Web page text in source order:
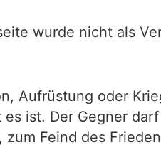
wurde nicht als
Aufrüstung oder
ist. Der Gegner
Feind des